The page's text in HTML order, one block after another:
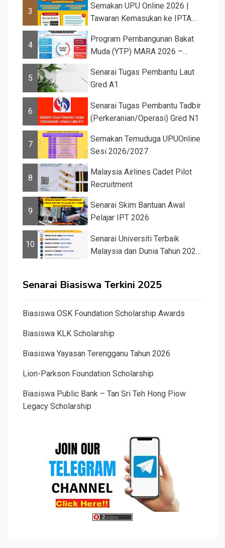
3
Semakan UPU Online 2026 |
Tawaran Kemasukan ke IPTA
4
Program Pembangunan Bakat
Muda (YTP) MARA 2026 –
5
Senarai Tugas Pembantu Laut
Gred A1
6
Senarai Tugas Pembantu Tadbir
(Perkeranian/Operasi) Gred N1
7
Semakan Temuduga UPUOnline
Sesi 2026/2027
8
Malaysia Airlines Cadet Pilot
Recruitment
9
Senarai Skim Bantuan Awal
Pelajar IPT 2026
10
Senarai Universiti Terbaik
Malaysia dan Dunia Tahun 2026
Senarai Biasiswa Terkini 2025
Biasiswa OSK Foundation Scholarship Awards
Biasiswa KLK Scholarship
Biasiswa Yayasan Terengganu Tahun 2026
Lion-Parkson Foundation Scholarship
Biasiswa Public Bank – Tan Sri Teh Hong Piow
Legacy Scholarship